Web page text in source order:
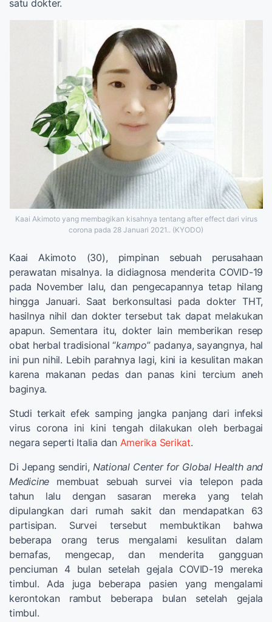
satu dokter.
Kaai Akimoto yang membagikan kisahnya tentang after effect dari virus
corona pada 28 Januari 2021.. (KYODO)
Kaai Akimoto (30), pimpinan sebuah perusahaan
perawatan misalnya. Ia didiagnosa menderita COVID-19
pada November lalu, dan pengecapannya tetap hilang
hingga Januari. Saat berkonsultasi pada dokter THT,
hasilnya nihil dan dokter tersebut tak dapat melakukan
apapun. Sementara itu, dokter lain memberikan resep
obat herbal tradisional “kampo” padanya, sayangnya, hal
ini pun nihil. Lebih parahnya lagi, kini ia kesulitan makan
karena makanan pedas dan panas kini tercium aneh
baginya.
Studi terkait efek samping jangka panjang dari infeksi
virus corona ini kini tengah dilakukan oleh berbagai
negara seperti Italia dan Amerika Serikat.
Di Jepang sendiri, National Center for Global Health and
Medicine membuat sebuah survei via telepon pada
tahun lalu dengan sasaran mereka yang telah
dipulangkan dari rumah sakit dan mendapatkan 63
partisipan. Survei tersebut membuktikan bahwa
beberapa orang terus mengalami kesulitan dalam
bernafas, mengecap, dan menderita gangguan
penciuman 4 bulan setelah gejala COVID-19 mereka
timbul. Ada juga beberapa pasien yang mengalami
kerontokan rambut beberapa bulan setelah gejala
timbul.